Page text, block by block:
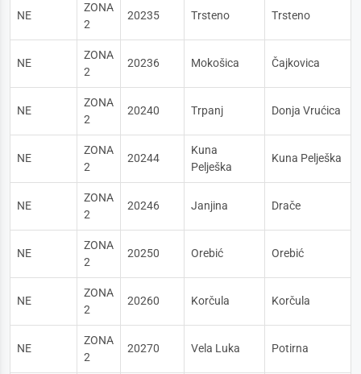
NE
ZONA
2
20235 Trsteno Trsteno
NE
ZONA
2
20236 Mokošica Čajkovica
NE
ZONA
2
20240 Trpanj Donja Vrućica
NE
ZONA
2
20244
Kuna
Pelješka
Kuna Pelješka
NE
ZONA
2
20246 Janjina Drače
NE
ZONA
2
20250 Orebić Orebić
NE
ZONA
2
20260 Korčula Korčula
NE
ZONA
2
20270 Vela Luka Potirna